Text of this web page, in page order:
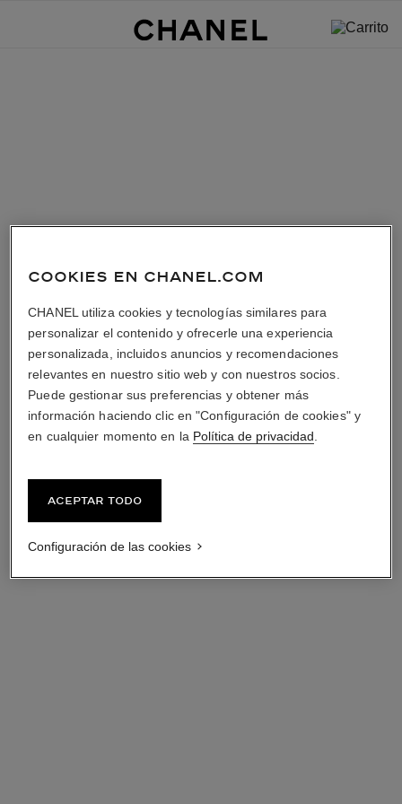
COOKIES EN CHANEL.COM
CHANEL utiliza cookies y tecnologías similares para
personalizar el contenido y ofrecerle una experiencia
personalizada, incluidos anuncios y recomendaciones
relevantes en nuestro sitio web y con nuestros socios.
Puede gestionar sus preferencias y obtener más
información haciendo clic en "Configuración de cookies" y
en cualquier momento en la Política de privacidad
Aceptar todo
Configuración de las cookies